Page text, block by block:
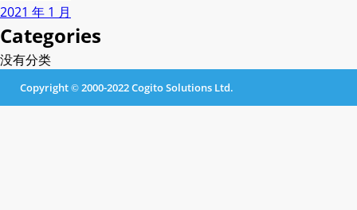
2021 年 1 月
Categories
没有分类
Copyright © 2000-2022 Cogito Solutions Ltd.